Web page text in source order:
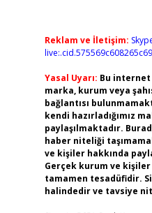
Reklam ve İletişim:
live:.cid.575569c608265c69
Yasal Uyarı: Bu
marka, kurum veya
bağlantısı
kendi hazırladığımız
paylaşılmaktadır.
haber niteliği
ve kişiler hakkında
Gerçek kurum ve
tamamen tesadüfidir.
halindedir ve tavsiye